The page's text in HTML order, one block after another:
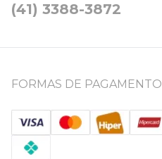
(41) 3388-3872
FORMAS DE PAGAMENTO